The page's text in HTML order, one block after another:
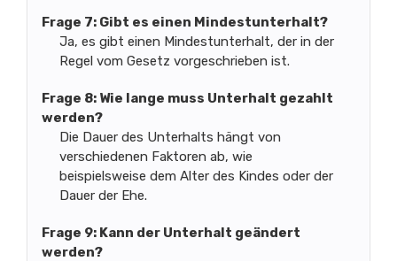
Frage 7: Gibt es einen Mindestunterhalt?
Ja, es gibt einen Mindestunterhalt, der in der
Regel vom Gesetz vorgeschrieben ist.
Frage 8: Wie lange muss Unterhalt gezahlt
werden?
Die Dauer des Unterhalts hängt von
verschiedenen Faktoren ab, wie
beispielsweise dem Alter des Kindes oder der
Dauer der Ehe.
Frage 9: Kann der Unterhalt geändert
werden?